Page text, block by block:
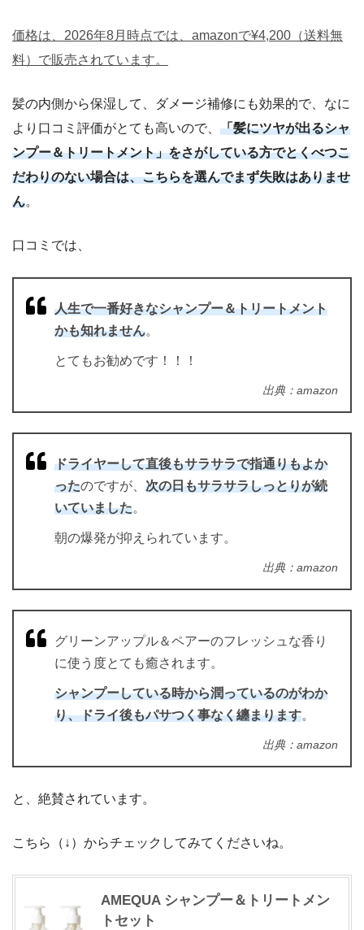
価格は、2026年8月時点では、amazonで¥4,200（送料無
料）で販売されています。
髪の内側から保湿して、ダメージ補修にも効果的で、なに
より口コミ評価がとても高いので、 「髪にツヤが出るシャ
ンプー＆トリートメント」をさがしている方でとくべつこ
だわりのない場合は、こちらを選んでまず失敗はありませ
ん。
口コミでは、
人生で一番好きなシャンプー＆トリートメント
かも知れません。
とてもお勧めです！！！
出典：amazon
ドライヤーして直後もサラサラで指通りもよか
ったのですが、 次の日もサラサラしっとりが続
いていました。
朝の爆発が抑えられています。
出典：amazon
グリーンアップル＆ペアーのフレッシュな香り
に使う度とても癒されます。
シャンプーしている時から潤っているのがわか
り、ドライ後もパサつく事なく纏まります。
出典：amazon
と、絶賛されています。
こちら（↓）からチェックしてみてくださいね。
AMEQUA シャンプー＆トリートメン
トセット